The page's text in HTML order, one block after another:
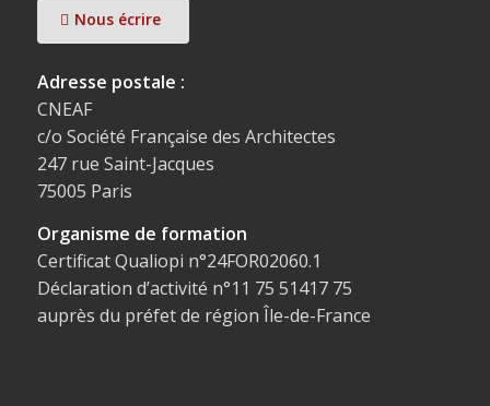
Nous écrire
Adresse postale :
CNEAF
c/o Société Française des Architectes
247 rue Saint-Jacques
75005 Paris
Organisme de formation
Certificat Qualiopi n°24FOR02060.1
Déclaration d’activité n°11 75 51417 75
auprès du préfet de région Île-de-France